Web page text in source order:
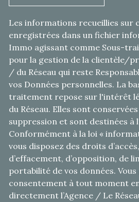
Les informations recueillies sur
enregistrées dans un fichier
Immo agissant comme Sous-
pour la gestion de la clientèle/
/ du Réseau qui reste
vos Données personnelles. La
traitement repose sur l'intérêt
du Réseau. Elles sont
suppression et sont destinées à
Conformément à la loi «
vous disposez des droits
d’effacement, d’opposition, de
portabilité de vos données.
consentement à tout moment
directement l’Agence / Le